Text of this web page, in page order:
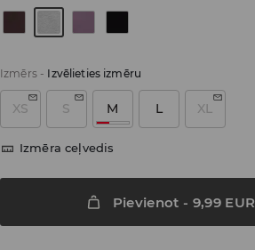
Izmērs- Izvēlieties izmēru
XS S M L XL
Izmēra ceļvedis
Pievienot - 9,99 EUR